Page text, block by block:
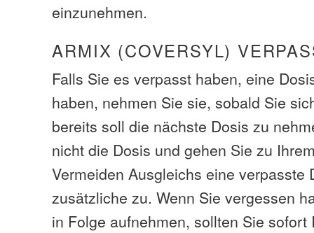
einzunehmen.
ARMIX (COVERSYL)
Falls Sie es verpasst haben, eine
haben, nehmen Sie sie, sobald Sie
bereits soll die nächste Dosis zu
nicht die Dosis und gehen Sie zu
Vermeiden Ausgleichs eine verpasste
zusätzliche zu. Wenn Sie vergessen
in Folge aufnehmen, sollten Sie sofort